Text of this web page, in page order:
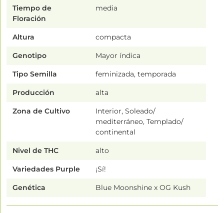
Tiempo de
Floración
media
Altura compacta
Genotipo Mayor índica
Tipo Semilla feminizada, temporada
Producción alta
Zona de Cultivo
Interior, Soleado/
mediterráneo, Templado/
continental
Nivel de THC alto
Variedades Purple ¡Sí!
Genética Blue Moonshine x OG Kush